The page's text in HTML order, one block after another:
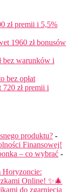
zł premii i 5,5%
1960 zł bonusów
bez warunków i
bez opłat
zł premii i
produktu? -
Finansowej!
– co wybrać -
Horyzoncie:
Online! ✨🎄
do zgarnięcia